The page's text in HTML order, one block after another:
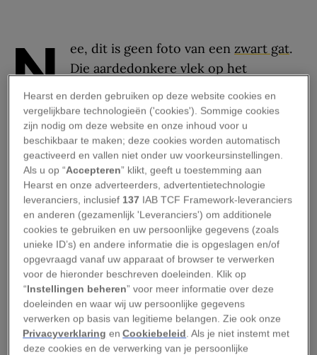
N ee, dit is geen foto van een zwart gat.
Die aardedonkere vlek op het
wolkendek van Jupiter is de schaduw
van Io, een van de vier grote manen van de
reuzenplaneet. Wie zich daar in de dampkring
van Jupiter bevindt, is getuige van een totale
zonsverduistering.
Een vreemde aanblik van
Jupiter
Jupiter ziet er trouwens merkwaardig uit op dit
groothoek-fotomozaïek, gemaakt op basis van
opnamen van ruimtesonde Juno. Niet zo gek:
Juno draait in een langgerekte baan, en als hij de
planeet eens per omloop op kleine afstand
Hearst en derden gebruiken op deze website cookies en
vergelijkbare technologieën ('cookies'). Sommige cookies
zijn nodig om deze website en onze inhoud voor u
beschikbaar te maken; deze cookies worden automatisch
geactiveerd en vallen niet onder uw voorkeursinstellingen.
Als u op “Accepteren” klikt, geeft u toestemming aan
Hearst en onze adverteerders, advertentietechnologie
leveranciers, inclusief 137 IAB TCF Framework-leveranciers
en anderen (gezamenlijk 'Leveranciers') om additionele
cookies te gebruiken en uw persoonlijke gegevens (zoals
unieke ID’s) en andere informatie die is opgeslagen en/of
opgevraagd vanaf uw apparaat of browser te verwerken
voor de hieronder beschreven doeleinden. Klik op
“Instellingen beheren” voor meer informatie over deze
doeleinden en waar wij uw persoonlijke gegevens
verwerken op basis van legitieme belangen. Zie ook onze
Privacyverklaring enCookiebeleid . Als je niet instemt met
deze cookies en de verwerking van je persoonlijke